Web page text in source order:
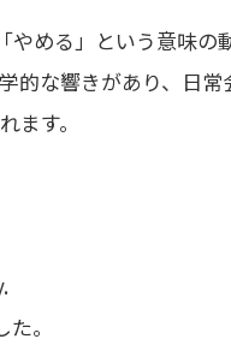
やめる」という意味の
的な響きがあり、日
ます。
。